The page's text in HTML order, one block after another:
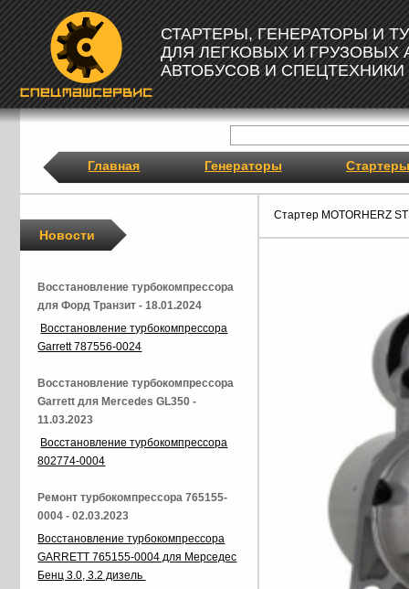
СТАРТЕРЫ, ГЕНЕРАТОРЫ И
ДЛЯ ЛЕГКОВЫХ И ГРУЗОВЫХ
АВТОБУСОВ И СПЕЦТЕХНИКИ
Главная Генераторы Стартеры
Стартер MOTORHERZ
Новости
Восстановление турбокомпрессора
для Форд Транзит - 18.01.2024
Восстановление турбокомпрессора
Garrett 787556-0024
Восстановление турбокомпрессора
Garrett для Mercedes GL350 -
11.03.2023
Восстановление турбокомпрессора
802774-0004
Ремонт турбокомпрессора 765155-
0004 - 02.03.2023
Восстановление турбокомпрессора
GARRETT 765155-0004 для Мерседес
Бенц 3.0, 3.2 дизель